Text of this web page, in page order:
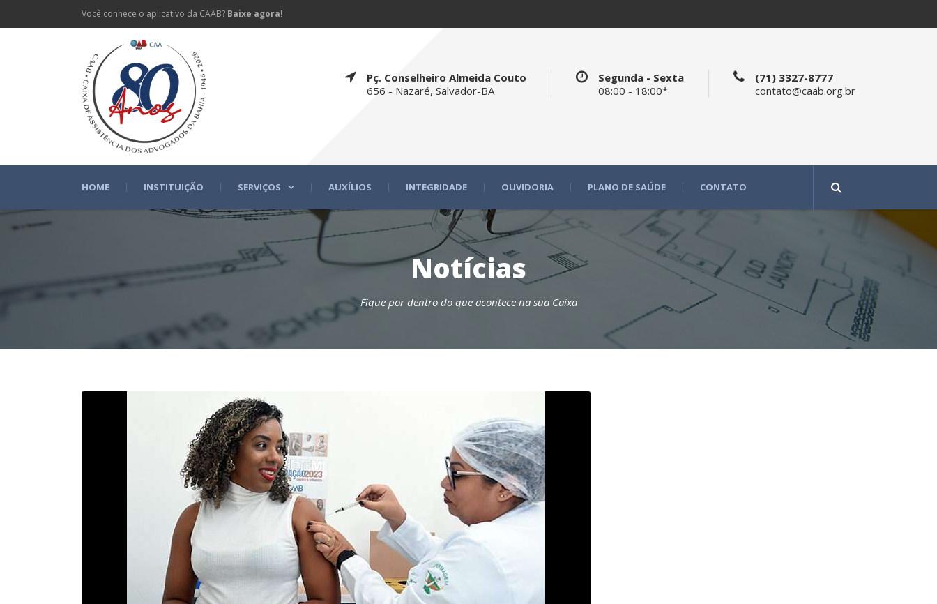
Você conhece o aplicativo da CAAB? Baixe agora!
Pç. Conselheiro Almeida Couto
656 - Nazaré, Salvador-BA
Segunda - Sexta
08:00 - 18:00*
(71) 3327-8777
contato@caab.org.br
HOME INSTITUIÇÃO SERVIÇOS AUXÍLIOS INTEGRIDADE OUVIDORIA PLANO DE SAÚDE CONTATO
Notícias
Fique por dentro do que acontece na sua Caixa